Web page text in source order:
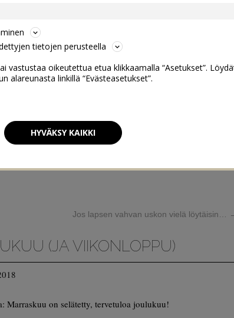
Jos lapsen vahvan uskon vielä löytäisin…
(JA VIIKONLOPPU)
Marraskuu on selätetty, tervetuloa joulukuu!
tietojen perusteella
vastustaa oikeutettua etua klikkaamalla “Asetukset”.
alareunasta linkillä “Evästeasetukset”.
HYVÄKSY KAIKKI